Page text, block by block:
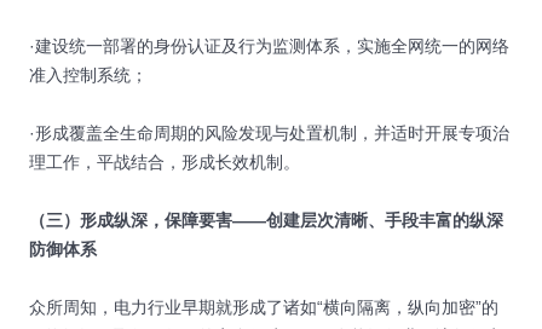
·建设统一部署的身份认证及行为监测体系，实施全网统一的网络
准入控制系统；
·形成覆盖全生命周期的风险发现与处置机制，并适时开展专项治
理工作，平战结合，形成长效机制。
（三）形成纵深，保障要害——创建层次清晰、手段丰富的纵深
防御体系
众所周知，电力行业早期就形成了诸如“横向隔离，纵向加密”的